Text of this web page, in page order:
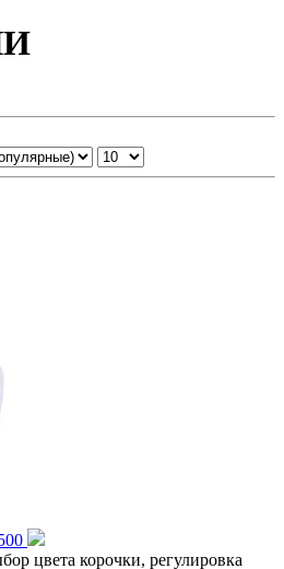
цвета корочки, регулировка